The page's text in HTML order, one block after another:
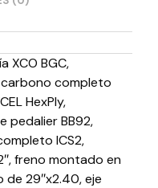
XCO BGC,
carbono completo
HexPly,
pedalier BB92,
ICS2,
freno montado en
de 29″x2.40, eje